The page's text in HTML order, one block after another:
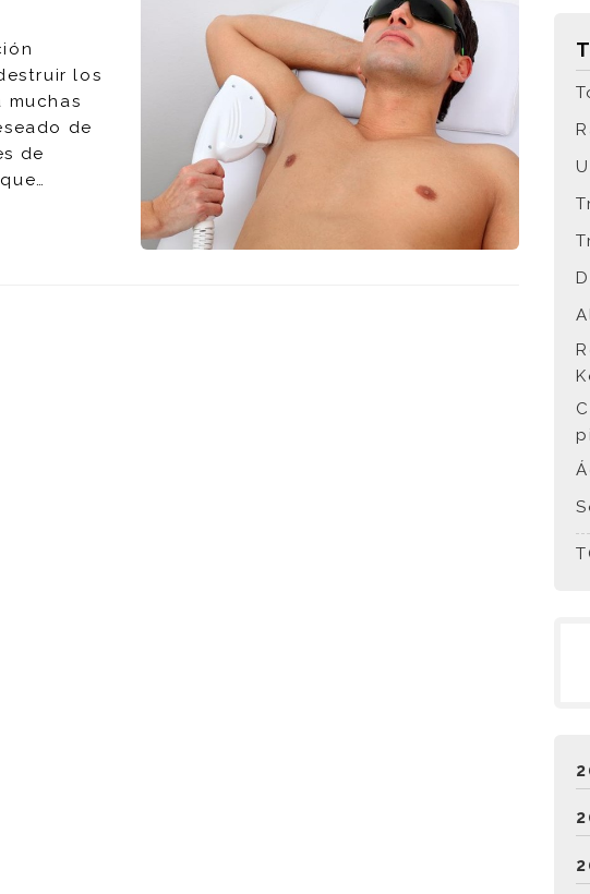
los
de
de
vez que